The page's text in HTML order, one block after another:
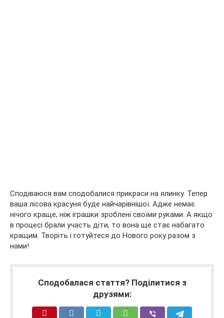
Сподіваюся вам сподобалися прикраси на ялинку. Тепер
ваша лісова красуня буде найчарівнішої. Адже немає
нічого краще, ніж іграшки зроблені своїми руками. А якщо
в процесі брали участь діти, то вона ще стає набагато
кращим. Творіть і готуйтеся до Нового року разом з
нами!
Сподобалася стаття? Поділитися з
друзями: